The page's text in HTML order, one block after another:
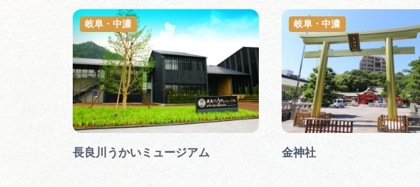
長良川うかいミュージアム
岐阜・中濃
金神社
岐阜・中濃